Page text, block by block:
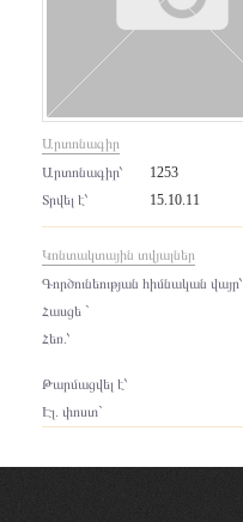
Արտոնագիր
Արտոնագիր՝
1253
Տրվել է՝
15.10.11
Կոնտակտային տվյալներ
Գործունեության հիմնական վայր՝
Հասցե `
Հեռ.՝
Թարմացվել է՝
Էլ. փոստ`